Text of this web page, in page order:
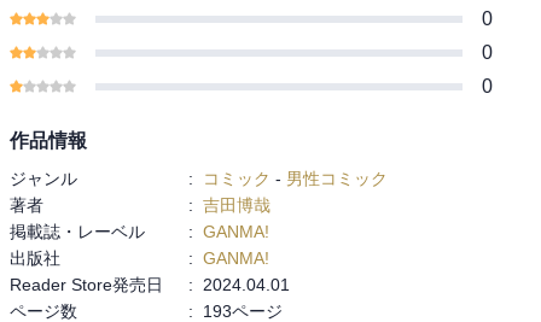
0
0
0
作品情報
ジャンル : コミック - 男性コミック
著者
: 吉田博哉
掲載誌・レーベル
: GANMA!
出版社
: GANMA!
Reader Store発売日
:
2024.04.01
ページ数
:
193ページ